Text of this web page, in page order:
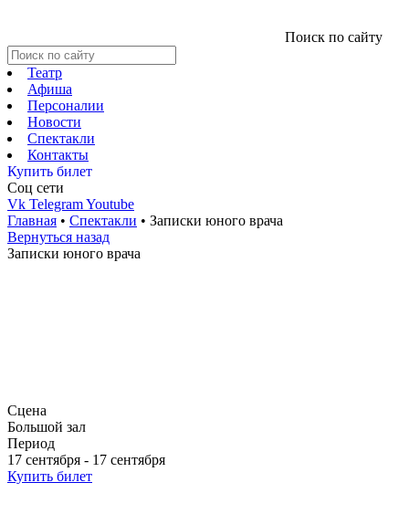
Поиск по сайту
Театр
Афиша
Персоналии
Новости
Спектакли
Контакты
Купить билет
Соц cети
Vk TelegramYoutube
Главная • Спектакли • Записки юного врача
Вернуться назад
Записки юного врача
Сцена
Большой зал
Период
17 сентября - 17 сентября
Купить билет